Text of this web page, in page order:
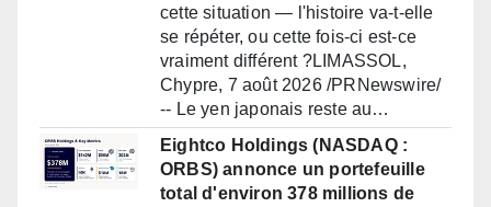
cette situation — l'histoire va-t-elle
se répéter, ou cette fois-ci est-ce
vraiment différent ?LIMASSOL,
Chypre, 7 août 2026 /PRNewswire/
-- Le yen japonais reste au…
Eightco Holdings (NASDAQ :
ORBS) annonce un portefeuille
total d'environ 378 millions de